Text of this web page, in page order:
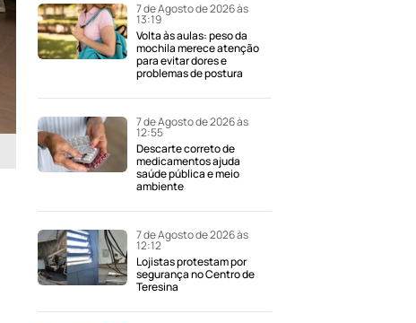
7 de Agosto de 2026 às
13:19
Volta às aulas: peso da
mochila merece atenção
para evitar dores e
problemas de postura
7 de Agosto de 2026 às
12:55
Descarte correto de
medicamentos ajuda
saúde pública e meio
ambiente
7 de Agosto de 2026 às
12:12
Lojistas protestam por
segurança no Centro de
Teresina